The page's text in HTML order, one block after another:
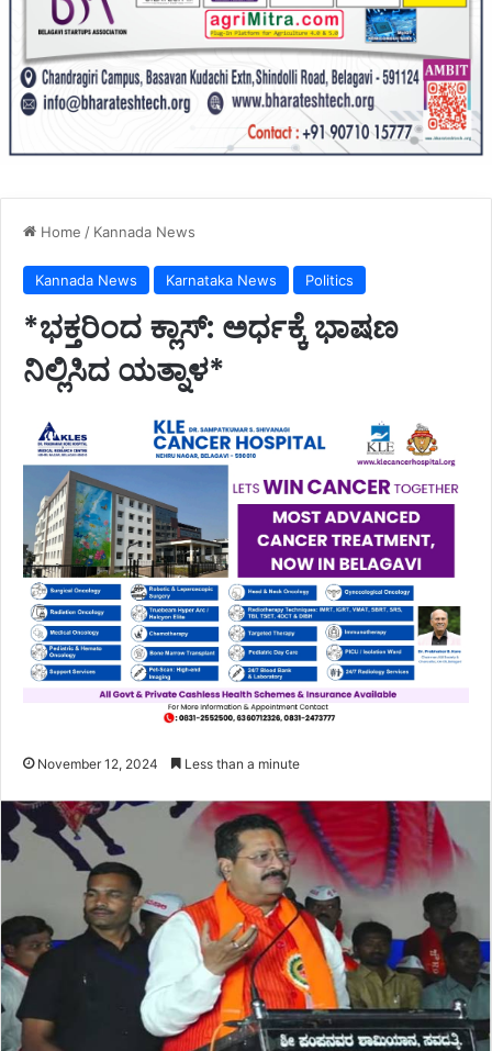
Home / Kannada News
Kannada News Karnataka News Politics
*ಭಕ್ತರಿಂದ ಕ್ಲಾಸ್: ಅರ್ಧಕ್ಕೆ ಭಾಷಣ
ನಿಲ್ಲಿಸಿದ ಯತ್ನಾಳ*
November 12, 2024 Less than a minute